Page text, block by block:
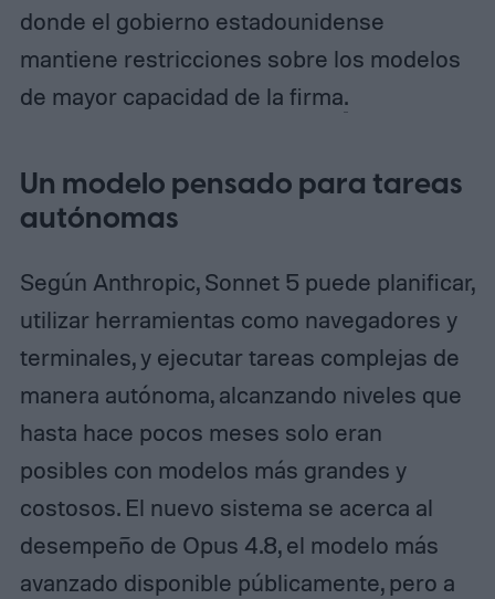
donde el gobierno estadounidense
mantiene restricciones sobre los modelos
de mayor capacidad de la firma.
Un modelo pensado para tareas
autónomas
Según Anthropic, Sonnet 5 puede planificar,
utilizar herramientas como navegadores y
terminales, y ejecutar tareas complejas de
manera autónoma, alcanzando niveles que
hasta hace pocos meses solo eran
posibles con modelos más grandes y
costosos. El nuevo sistema se acerca al
desempeño de Opus 4.8, el modelo más
avanzado disponible públicamente, pero a